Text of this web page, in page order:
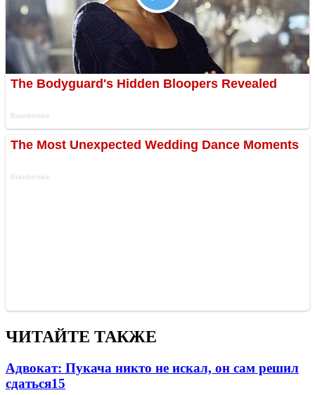
ЧИТАЙТЕ ТАКЖЕ
Адвокат: Пукача никто не искал, он сам решил
сдаться15